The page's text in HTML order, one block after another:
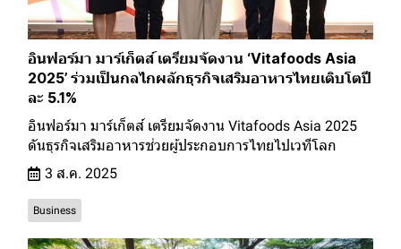
อินฟอร์มา มาร์เก็ตส์ เตรียมจัดงาน ‘Vitafoods Asia
2025’ ร่วมเป็นกลไกผลักธุรกิจเสริมอาหารไทยเติบโตปี
ละ 5.1%
อินฟอร์มา มาร์เก็ตส์ เตรียมจัดงาน Vitafoods Asia 2025
ดันธุรกิจเสริมอาหารช่วยผู้ประกอบการไทยไปเวทีโลก
3 ส.ค. 2025
Business